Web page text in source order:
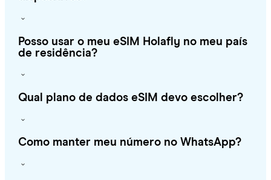
Posso usar o meu eSIM Holafly no meu país
de residência?
Qual plano de dados eSIM devo escolher?
Como manter meu número no WhatsApp?